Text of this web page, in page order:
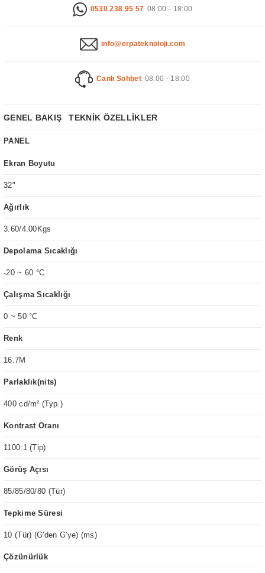
0530 238 95 57 08:00 - 18:00
info@erpateknoloji.com
Canlı Sohbet 08:00 - 18:00
GENEL BAKIŞ TEKNİK ÖZELLİKLER
PANEL
Ekran Boyutu
32"
Ağırlık
3.60/4.00Kgs
Depolama Sıcaklığı
-20 ~ 60 °C
Çalışma Sıcaklığı
0 ~ 50 °C
Renk
16.7M
Parlaklık(nits)
400 cd/m² (Typ.)
Kontrast Oranı
1100:1 (Tip)
Görüş Açısı
85/85/80/80 (Tür)
Tepkime Süresi
10 (Tür) (G'den G'ye) (ms)
Çözünürlük